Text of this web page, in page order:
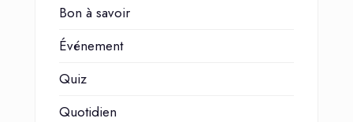
Bon à savoir
Événement
Quiz
Quotidien